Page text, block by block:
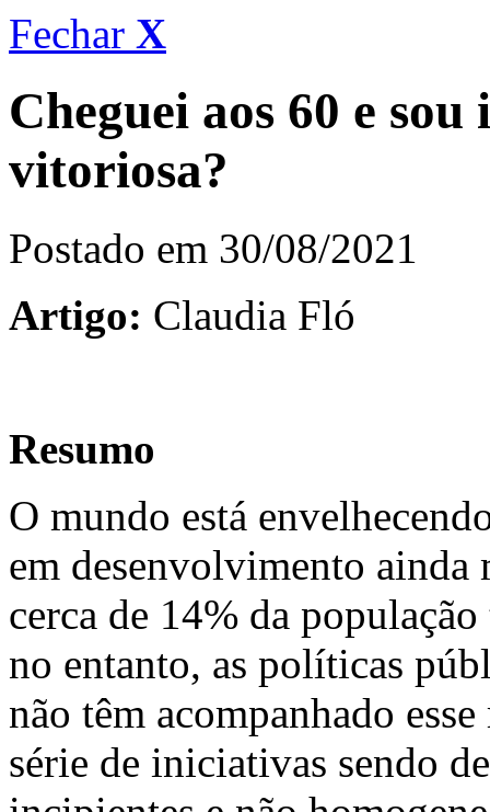
Fechar X
Cheguei aos 60 e
vitoriosa?
Postado em 30/08/2021
Artigo: Claudia Fló
Resumo
O mundo está
em desenvolvimento
cerca de 14% da
no entanto, as políticas
não têm acompanhado
série de iniciativas sendo